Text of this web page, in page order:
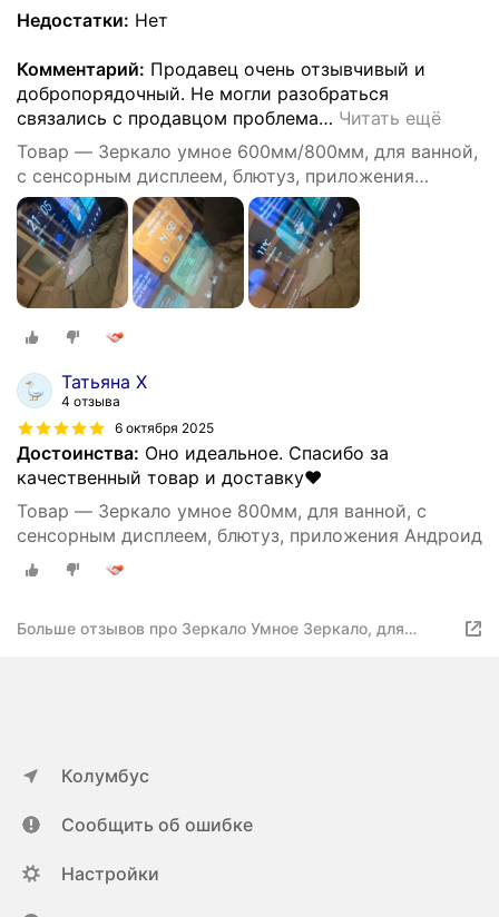
Недостатки: Нет
Комментарий: Продавец очень отзывчивый и
добропорядочный. Не могли разобраться
связались с продавцом проблема… Читать ещё
Товар — Зеркало умное 600мм/800мм, для ванной,
с сенсорным дисплеем, блютуз, приложения
Андроид
Татьяна Х
4 отзыва
6 октября 2025
Достоинства: Оно идеальное. Спасибо за
качественный товар и доставку❤️
Товар — Зеркало умное 800мм, для ванной, с
сенсорным дисплеем, блютуз, приложения Андроид
Больше отзывов про Зеркало Умное Зеркало, для
Колумбус
Сообщить об ошибке
Настройки